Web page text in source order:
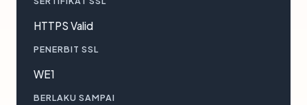
HTTPS Valid
PENERBIT SSL
WE1
BERLAKU SAMPAI